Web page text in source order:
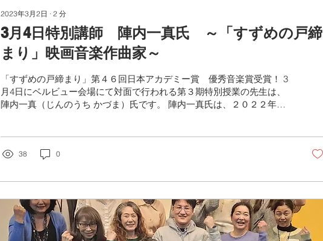
2023年3月2日 ∙ 2 分
3月4日特別講師 陣内一真氏 ～「すずめの戸締
まり」映画音楽作曲家～
「すずめの戸締まり」第４６回日本アカデミー賞 優秀音楽賞受賞！ 3
月4日にベルビュー会場にて対面で行われる第３期特別授業の先生は、
陣内一真（じんのうち かづま）氏です。 陣内一真氏は、２０２２年１
38 0